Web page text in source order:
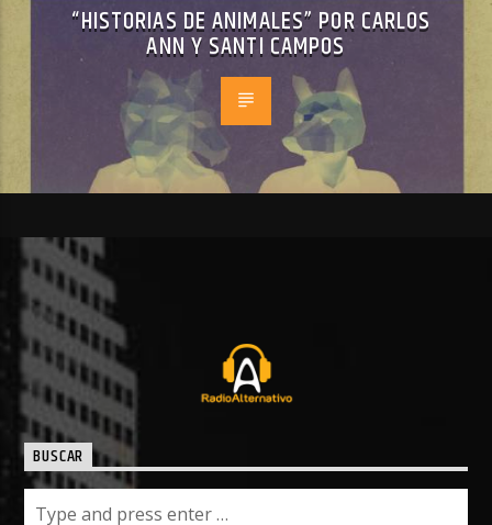
“HISTORIAS DE ANIMALES” POR CARLOS
ANN Y SANTI CAMPOS
BUSCAR